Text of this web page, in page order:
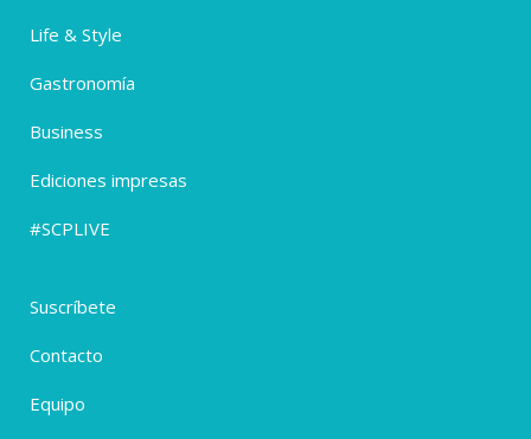
Life & Style
Gastronomía
Business
Ediciones impresas
#SCPLIVE
Suscríbete
Contacto
Equipo